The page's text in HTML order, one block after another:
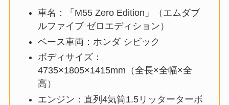
車名：「M55 Zero Edition」（エムダブ
ルファイブ ゼロエディション）
ベース車両：ホンダ シビック
ボディサイズ：
4735×1805×1415mm（全長×全幅×全
高）
エンジン：直列4気筒1.5リッターターボ